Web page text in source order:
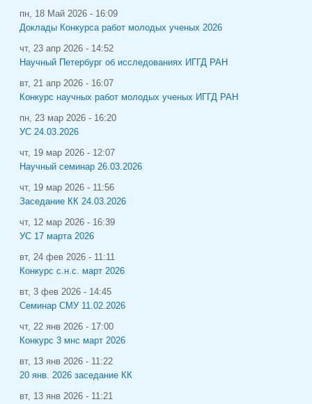
пн, 18 Май 2026 - 16:09
Доклады Конкурса работ молодых ученых 2026
чт, 23 апр 2026 - 14:52
Научный Петербург об исследованиях ИГГД РАН
вт, 21 апр 2026 - 16:07
Конкурс научных работ молодых ученых ИГГД РАН
пн, 23 мар 2026 - 16:20
УС 24.03.2026
чт, 19 мар 2026 - 12:07
Научный семинар 26.03.2026
чт, 19 мар 2026 - 11:56
Заседание КК 24.03.2026
чт, 12 мар 2026 - 16:39
УС 17 марта 2026
вт, 24 фев 2026 - 11:11
Конкурс с.н.с. март 2026
вт, 3 фев 2026 - 14:45
Семинар СМУ 11.02.2026
чт, 22 янв 2026 - 17:00
Конкурс 3 мнс март 2026
вт, 13 янв 2026 - 11:22
20 янв. 2026 заседание КК
вт, 13 янв 2026 - 11:21